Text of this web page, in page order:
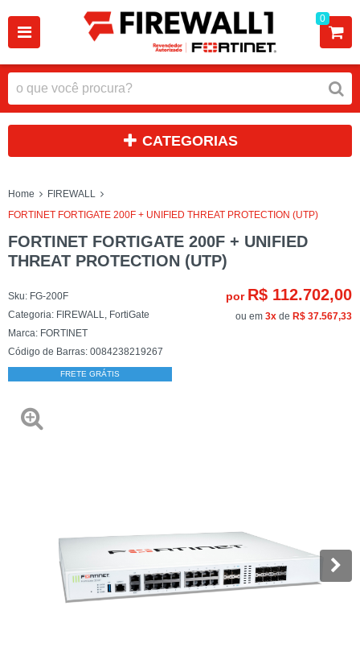
0
CATEGORIAS
Home
FIREWALL
FORTINET FORTIGATE 200F + UNIFIED THREAT PROTECTION (UTP)
FORTINET FORTIGATE 200F + UNIFIED
THREAT PROTECTION (UTP)
Sku: FG-200F
Categoria: FIREWALL
FortiGate
Marca: FORTINET
Código de Barras: 0084238219267
FRETE GRÁTIS
por R$ 112.702,00
ou em 3x de R$ 37.567,33